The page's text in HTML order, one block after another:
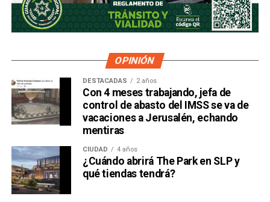
OPINIÓN
DESTACADAS 2 años
Con 4 meses trabajando, jefa de
control de abasto del IMSS se va de
vacaciones a Jerusalén, echando
mentiras
CIUDAD 4 años
¿Cuándo abrirá The Park en SLP y
qué tiendas tendrá?